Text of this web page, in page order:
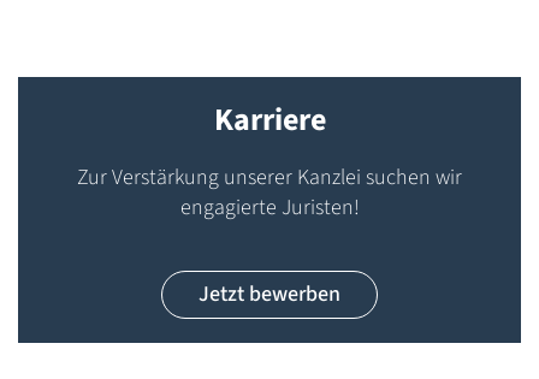
Karriere
Zur Verstärkung unserer Kanzlei suchen wir
engagierte Juristen!
Jetzt bewerben